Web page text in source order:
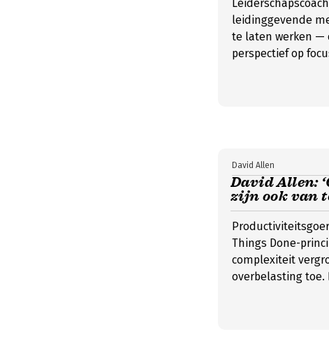
leidinggevende
te laten werken —
perspectief op
David Allen:
zijn ook van
David Allen
Things Done-
complexiteit
overbelasting